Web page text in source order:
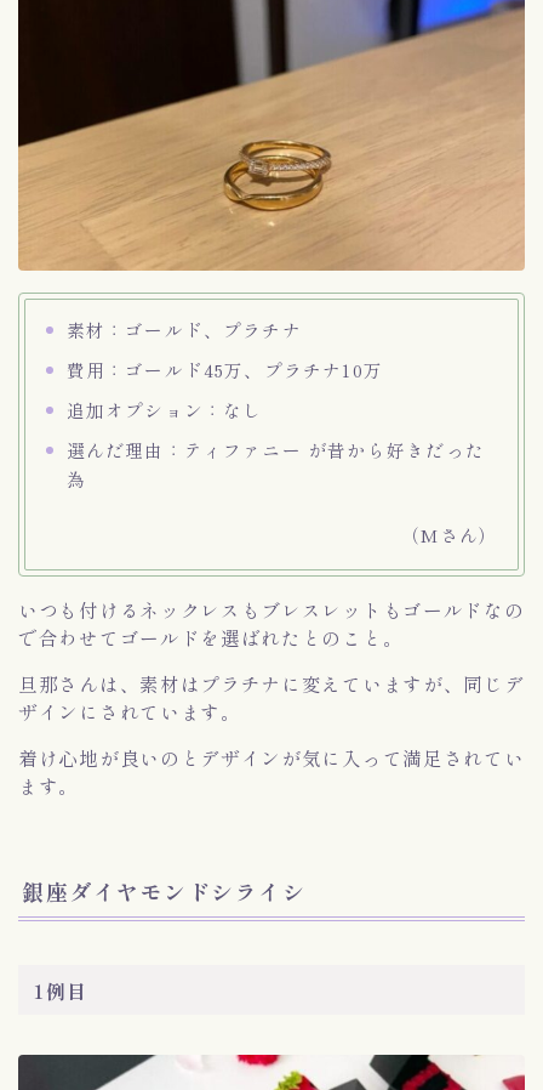
素材：ゴールド、プラチナ
費用：ゴールド45万、プラチナ10万
追加オプション：なし
選んだ理由：ティファニー が昔から好きだった
為
（Mさん）
いつも付けるネックレスもブレスレットもゴールドなの
で合わせてゴールドを選ばれたとのこと。
旦那さんは、素材はプラチナに変えていますが、同じデ
ザインにされています。
着け心地が良いのとデザインが気に入って満足されてい
ます。
銀座ダイヤモンドシライシ
1例目